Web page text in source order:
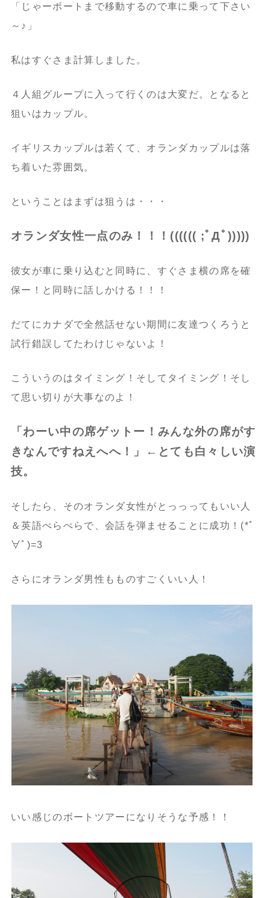
「じゃーボートまで移動するので車に乗って下さい
～♪」
私はすぐさま計算しました。
４人組グループに入って行くのは大変だ。となると
狙いはカップル。
イギリスカップルは若くて、オランダカップルは落
ち着いた雰囲気。
ということはまずは狙うは・・・
オランダ女性一点のみ！！！(((((( ;ﾟДﾟ)))))
彼女が車に乗り込むと同時に、すぐさま横の席を確
保ー！と同時に話しかける！！！
だてにカナダで全然話せない期間に友達つくろうと
試行錯誤してたわけじゃないよ！
こういうのはタイミング！そしてタイミング！そし
て思い切りが大事なのよ！
「わーい中の席ゲットー！みんな外の席がす
きなんですねえへへ！」←とても白々しい演
技。
そしたら、そのオランダ女性がとっっってもいい人
＆英語ぺらぺらで、会話を弾ませることに成功！(*ﾟ
∀ﾟ)=3
さらにオランダ男性もものすごくいい人！
いい感じのボートツアーになりそうな予感！！